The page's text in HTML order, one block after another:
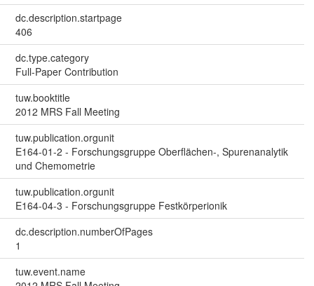
dc.description.startpage
406
dc.type.category
Full-Paper Contribution
tuw.booktitle
2012 MRS Fall Meeting
tuw.publication.orgunit
E164-01-2 - Forschungsgruppe Oberflächen-, Spurenanalytik
und Chemometrie
tuw.publication.orgunit
E164-04-3 - Forschungsgruppe Festkörperionik
dc.description.numberOfPages
1
tuw.event.name